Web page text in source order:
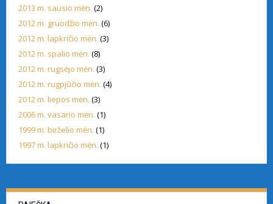
2013 m. sausio mėn. (2)
2012 m. gruodžio mėn. (6)
2012 m. lapkričio mėn. (3)
2012 m. spalio mėn. (8)
2012 m. rugsėjo mėn. (3)
2012 m. rugpjūčio mėn. (4)
2012 m. liepos mėn. (3)
2006 m. vasario mėn. (1)
1999 m. birželio mėn. (1)
1997 m. lapkričio mėn. (1)